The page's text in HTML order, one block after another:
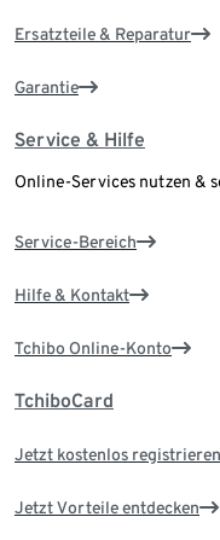
Ersatzteile & Reparatur
Garantie
Service & Hilfe
Online-Services nutzen &
Service-Bereich
Hilfe & Kontakt
Tchibo Online-Konto
TchiboCard
Jetzt kostenlos registrieren
Jetzt Vorteile entdecken